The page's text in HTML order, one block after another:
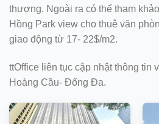
thượng. Ngoài ra có thể tham
Hồng Park view cho thuê văn
giao động từ 17- 22$/m2.
ttOffice liên tục cập nhật thông tin
Hoàng Cầu- Đống Đa.